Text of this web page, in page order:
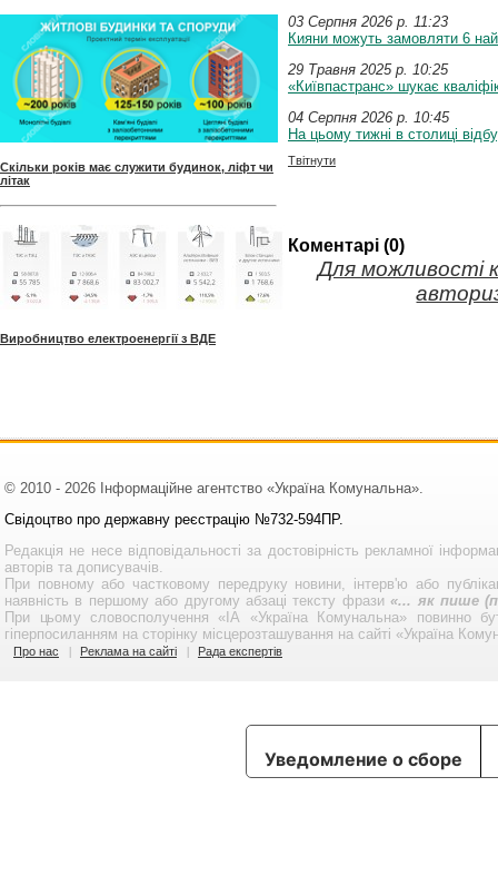
Скільки років має служити будинок, ліфт чи
літак
Виробництво електроенергії з ВДЕ
03 Серпня 2026 p. 11:23
Кияни можуть замовляти 6
29 Травня 2025 p. 10:25
«Київпастранс» шукає
04 Серпня 2026 p. 10:45
На цьому тижні в столиці
Твітнути
Коментарі (0)
Для можливості
© 2010 - 2026 Інформаційне агентство «Україна Комунальна».
Свідоцтво про державну реєстрацію №732-594ПР.
Редакція не несе відповідальності за достовірність рекламної
авторів та дописувачів.
При повному або частковому передруку новини, інтерв'ю або
наявність в першому або другому абзаці тексту фрази«... як пише
При цьому словосполучення «ІА «Україна Комунальна» повинно
гіперпосиланням на сторінку місцерозташування на сайті «Україна
Про нас Реклама на сайті Рада експертів
Уведомление о сборе